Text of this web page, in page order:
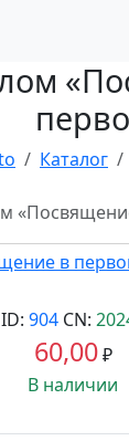
Каталог
ID: 904CN:
60,00₽
В наличии